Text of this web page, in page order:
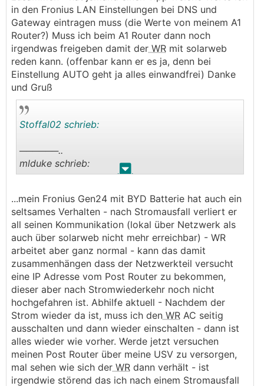
in den Fronius LAN Einstellungen bei DNS und
Gateway eintragen muss (die Werte von meinem A1
Router?) Muss ich beim A1 Router dann noch
irgendwas freigeben damit der WR mit solarweb
reden kann. (offenbar kann er es ja, denn bei
Einstellung AUTO geht ja alles einwandfrei) Danke
und Gruß
. .
Stoffal02 schrieb:
──────..
mlduke schrieb:
ein seltsames Verhalten - nach Stromausfall
verliert er all seinen Kommunikation (lokal über
Netzwerk als auch über solarweb nicht mehr
erreichbar) - WR arbeitet aber ganz normal -
kann das damit zusammenhängen dass der
Netzwerkteil versucht eine IP Adresse vom Post
Router zu bekommen, dieser aber nach
Stromwiederkehr noch nicht hochgefahren ist.
Abhilfe aktuell - Nachdem der Strom wieder da
ist, muss ich denWRAC seitig ausschalten und
dann wieder einschalten - dann ist alles wieder
wie vorher. Werde jetzt versuchen meinen Post
Router über meine USV zu versorgen, mal sehen
wie sich derWRdann verhält - ist irgendwie
störend das ich nach einem Stromausfall immer
...mein Fronius Gen24 mit BYD Batterie hat auch ein
seltsames Verhalten - nach Stromausfall verliert er
all seinen Kommunikation (lokal über Netzwerk als
auch über solarweb nicht mehr erreichbar) - WR
arbeitet aber ganz normal - kann das damit
zusammenhängen dass der Netzwerkteil versucht
eine IP Adresse vom Post Router zu bekommen,
dieser aber nach Stromwiederkehr noch nicht
hochgefahren ist. Abhilfe aktuell - Nachdem der
Strom wieder da ist, muss ich den WR AC seitig
ausschalten und dann wieder einschalten - dann ist
alles wieder wie vorher. Werde jetzt versuchen
meinen Post Router über meine USV zu versorgen,
mal sehen wie sich der WR dann verhält - ist
irgendwie störend das ich nach einem Stromausfall